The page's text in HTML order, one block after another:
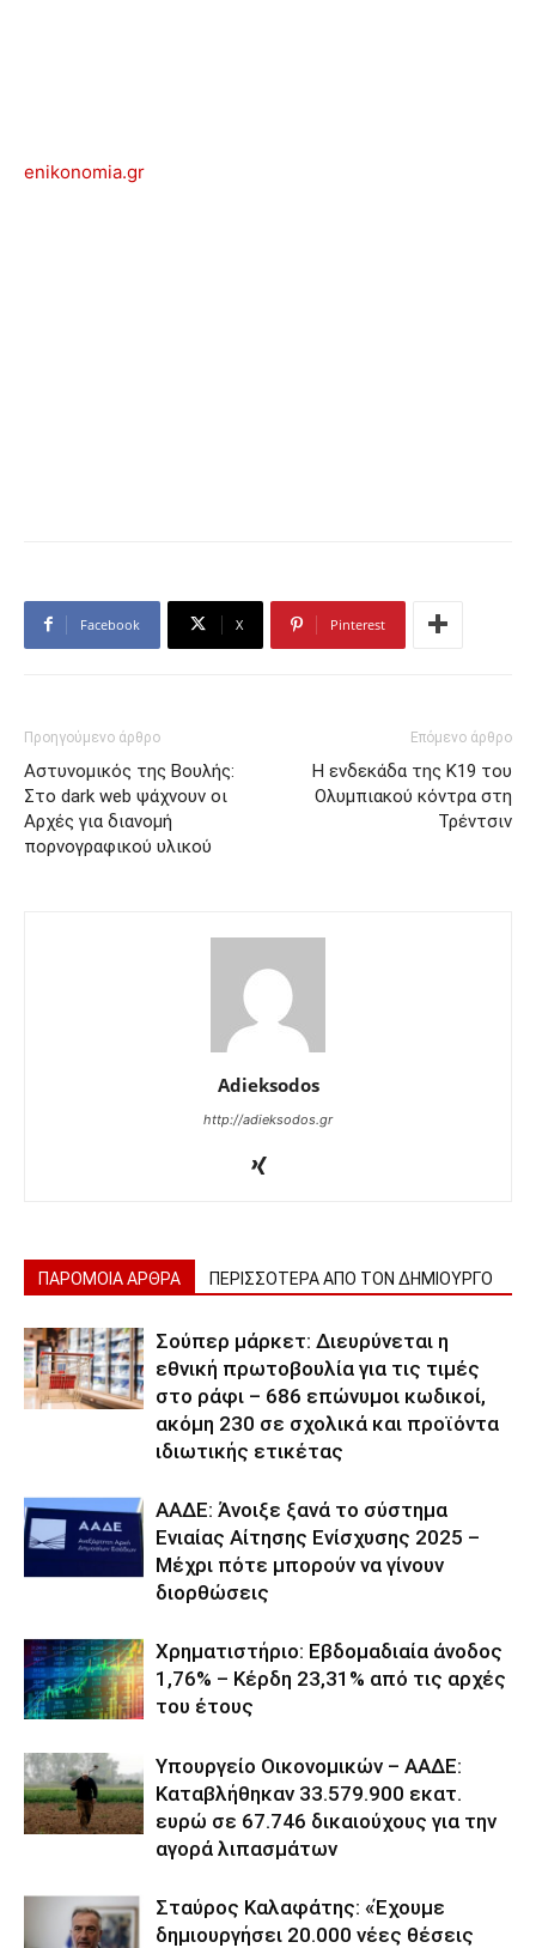
enikonomia.gr
Facebook X Pinterest
Προηγούμενο άρθρο
Αστυνομικός της Βουλής:
Στο dark web ψάχνουν οι
Αρχές για διανομή
πορνογραφικού υλικού
Επόμενο άρθρο
Η ενδεκάδα της Κ19 του
Ολυμπιακού κόντρα στη
Τρέντσιν
Adieksodos
http://adieksodos.gr
ΠΑΡΟΜΟΙΑ ΑΡΘΡΑ ΠΕΡΙΣΣΟΤΕΡΑ ΑΠΟ ΤΟΝ ΔΗΜΙΟΥΡΓΟ
Σούπερ μάρκετ: Διευρύνεται η
εθνική πρωτοβουλία για τις τιμές
στο ράφι – 686 επώνυμοι κωδικοί,
ακόμη 230 σε σχολικά και προϊόντα
ιδιωτικής ετικέτας
ΑΑΔΕ: Άνοιξε ξανά το σύστημα
Ενιαίας Αίτησης Ενίσχυσης 2025 –
Μέχρι πότε μπορούν να γίνουν
διορθώσεις
Χρηματιστήριο: Εβδομαδιαία άνοδος
1,76% – Κέρδη 23,31% από τις αρχές
του έτους
Υπουργείο Οικονομικών – ΑΑΔΕ:
Καταβλήθηκαν 33.579.900 εκατ.
ευρώ σε 67.746 δικαιούχους για την
αγορά λιπασμάτων
Σταύρος Καλαφάτης: «Έχουμε
δημιουργήσει 20.000 νέες θέσεις